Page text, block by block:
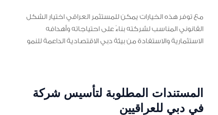
مع توفر هذه الخيارات يمكن للمستثمر العراقي اختيار الشكل
القانوني المناسب لشركته بناءً على احتياجاته وأهدافه
الاستثمارية والاستفادة من بيئة دبي الاقتصادية الداعمة للنمو
المستندات المطلوبة لتأسيس شركة
في دبي للعراقيين